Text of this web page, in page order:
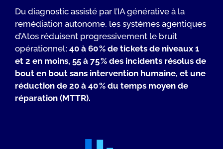
Du diagnostic assisté par l’IA générative à la
remédiation autonome, les systèmes agentiques
d’Atos réduisent progressivement le bruit
opérationnel : 40 à 60 % de tickets de niveaux 1
et 2 en moins, 55 à 75 % des incidents résolus de
bout en bout sans intervention humaine, et une
réduction de 20 à 40 % du temps moyen de
réparation (MTTR).